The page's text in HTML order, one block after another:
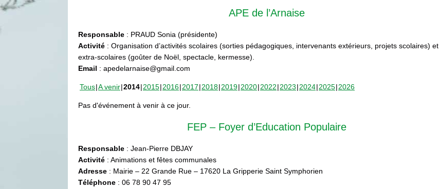
APE de l’Arnaise
Responsable : PRAUD Sonia (présidente)
Activité : Organisation d’activités scolaires (sorties pédagogiques, intervenants extérieurs, projets scolaires) et
extra-scolaires (goûter de Noël, spectacle, kermesse).
Email : apedelarnaise@gmail.com
Tous A venir 2014 2015 2016 2017 2018 2019 2020 2022 2023 2024 2025 2026
Pas d'événement à venir à ce jour.
FEP – Foyer d’Education Populaire
Responsable : Jean-Pierre DBJAY
Activité : Animations et fêtes communales
Adresse : Mairie – 22 Grande Rue – 17620 La Gripperie Saint Symphorien
Téléphone : 06 78 90 47 95